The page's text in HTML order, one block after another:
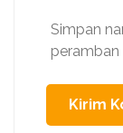
Simpan
peramban